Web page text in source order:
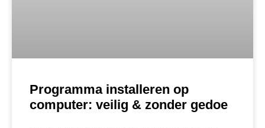
Programma installeren op
computer: veilig & zonder gedoe